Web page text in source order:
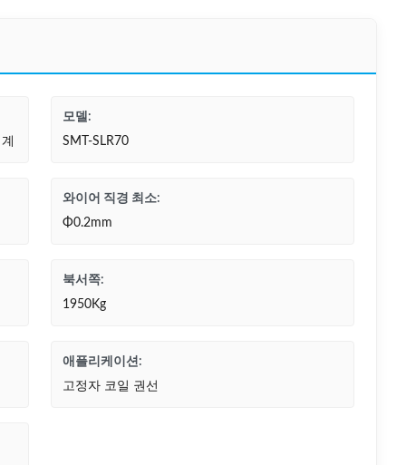
모델:
SMT-SLR70
와이어 직경 최소:
Φ0.2mm
북서쪽:
1950Kg
애플리케이션:
고정자 코일 권선